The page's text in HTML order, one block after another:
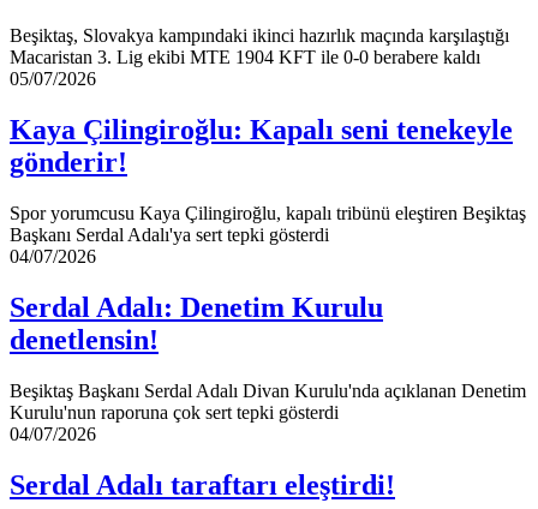
çekti
Beşiktaş, Slovakya kampındaki ikinci hazırlık maçında karşılaştığı
Macaristan 3. Lig ekibi MTE 1904 KFT ile 0-0 berabere kaldı
Kaya
Kapalı
seni
tenekeyle
05/07/2026
Kaya Çilingiroğlu: Kapalı seni tenekeyle
gönderir!
Spor yorumcusu Kaya Çilingiroğlu, kapalı tribünü eleştiren Beşiktaş
Başkanı Serdal Adalı'ya sert tepki gösterdi
Serdal
Denetim
Kurulu
denetlensin!
04/07/2026
Serdal Adalı: Denetim Kurulu
denetlensin!
Beşiktaş Başkanı Serdal Adalı Divan Kurulu'nda açıklanan Denetim
Kurulu'nun raporuna çok sert tepki gösterdi
Serdal
taraftarı
eleştirdi!
04/07/2026
Serdal Adalı taraftarı eleştirdi!